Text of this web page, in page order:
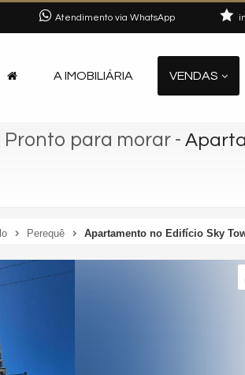
Atendimento via WhatsApp
A IMOBILIÁRIA VENDAS
Pronto para morar -
Perequê Apartamento no Edifício Sky